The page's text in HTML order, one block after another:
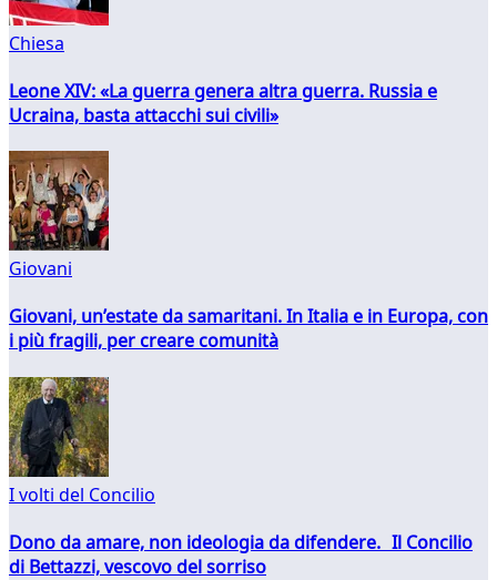
Chiesa
Leone XIV: «La guerra genera altra guerra. Russia e
Ucraina, basta attacchi sui civili»
Giovani
Giovani, un’estate da samaritani. In Italia e in Europa, con
i più fragili, per creare comunità
I volti del Concilio
Dono da amare, non ideologia da difendere. Il Concilio
di Bettazzi, vescovo del sorriso